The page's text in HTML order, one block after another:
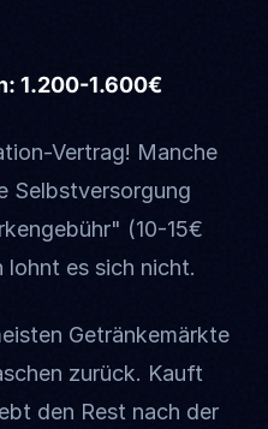
1.200-1.600€
Vertrag! Manche
Selbstversorgung
(10-15€
lohnt es sich nicht.
Getränkemärkte
zurück. Kauft
den Rest nach der